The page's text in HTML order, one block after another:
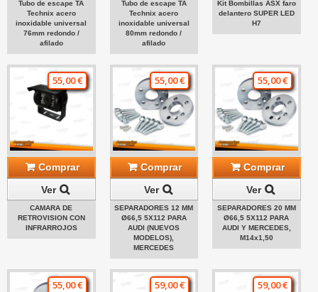
Tubo de escape TA
Technix acero
inoxidable universal
76mm redondo /
afilado
Tubo de escape TA
Technix acero
inoxidable universal
80mm redondo /
afilado
Kit Bombillas ASX faro
delantero SUPER LED
H7
55,00 €
Comprar
Ver
CAMARA DE
RETROVISION CON
INFRARROJOS
55,00 €
Comprar
Ver
SEPARADORES 12 MM
Ø66,5 5X112 PARA
AUDI (NUEVOS
MODELOS),
MERCEDES
55,00 €
Comprar
Ver
SEPARADORES 20 MM
Ø66,5 5X112 PARA
AUDI Y MERCEDES,
M14x1,50
55,00 € 59,00 € 59,00 €